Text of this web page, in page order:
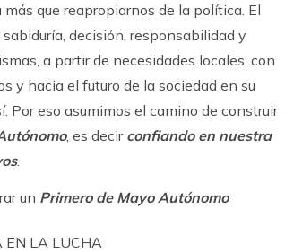
que reapropiarnos de la política. El
decisión, responsabilidad y
a partir de necesidades locales, con
y hacia el futuro de la sociedad en su
Por eso asumimos el camino de construir
, es decir confiando en nuestra
.
un Primero de Mayo Autónomo
EN LA LUCHA